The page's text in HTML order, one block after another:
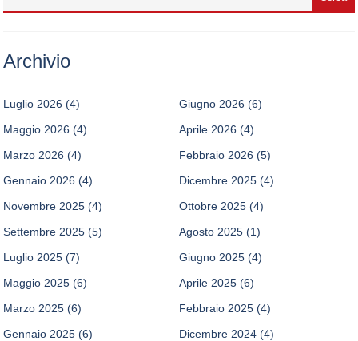
Archivio
Luglio 2026 (4) Giugno 2026 (6)
Maggio 2026 (4) Aprile 2026 (4)
Marzo 2026 (4) Febbraio 2026 (5)
Gennaio 2026 (4) Dicembre 2025 (4)
Novembre 2025 (4) Ottobre 2025 (4)
Settembre 2025 (5) Agosto 2025 (1)
Luglio 2025 (7) Giugno 2025 (4)
Maggio 2025 (6) Aprile 2025 (6)
Marzo 2025 (6) Febbraio 2025 (4)
Gennaio 2025 (6) Dicembre 2024 (4)